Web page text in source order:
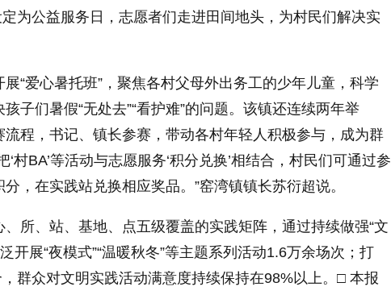
为公益服务日，志愿者们走进田间地头，为村民们解决实
“爱心暑托班”，聚焦各村父母外出务工的少年儿童，科学
子们暑假“无处去”“看护难”的问题。该镇还连续两年举
流程，书记、镇长参赛，带动各村年轻人积极参与，成为群
村BA’等活动与志愿服务‘积分兑换’相结合，村民们可通过参
，在实践站兑换相应奖品。”窑湾镇镇长苏衍超说。
所、站、基地、点五级覆盖的实践矩阵，通过持续做强“文
开展“夜模式”“温暖秋冬”等主题系列活动1.6万余场次；打
群众对文明实践活动满意度持续保持在98%以上。□ 本报